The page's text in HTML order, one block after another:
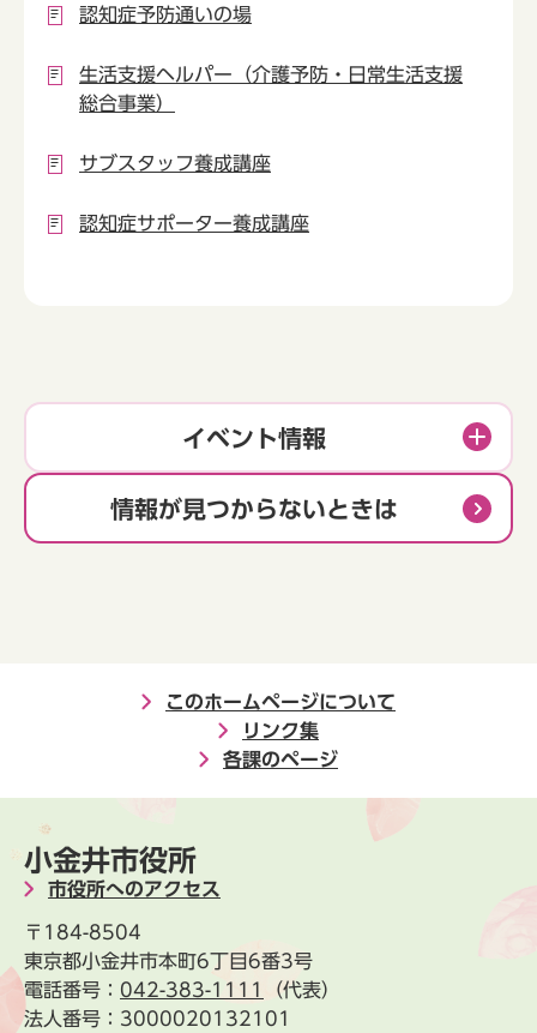
認知症予防通いの場
生活支援ヘルパー（介護予防・日常生活支援
総合事業）
サブスタッフ養成講座
認知症サポーター養成講座
イベント情報
情報が見つからないときは
このホームページについて
リンク集
各課のページ
小金井市役所
市役所へのアクセス
〒184-8504
東京都小金井市本町6丁目6番3号
電話番号： 042-383-1111
（代表）
法人番号：3000020132101